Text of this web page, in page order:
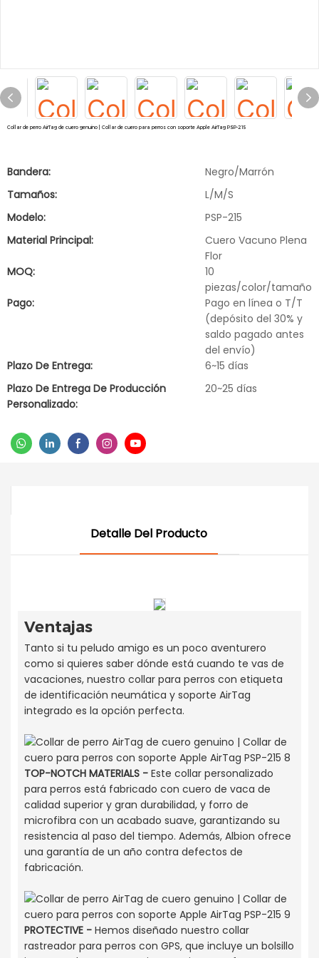
Collar de perro AirTag de cuero genuino | Collar de cuero para perros con soporte Apple AirTag PSP-215
Bandera:
Negro/Marrón
Tamaños:
L/M/S
Modelo:
PSP-215
Material Principal:
Cuero Vacuno Plena
Flor
MOQ:
10
piezas/color/tamaño
Pago:
Pago en línea o T/T
(depósito del 30% y
saldo pagado antes
del envío)
Plazo De Entrega:
6~15 días
Plazo De Entrega De Producción
Personalizado:
20~25 días
Detalle Del Producto
Ventajas
Tanto si tu peludo amigo es un poco aventurero
como si quieres saber dónde está cuando te vas de
vacaciones, nuestro collar para perros con etiqueta
de identificación neumática y soporte AirTag
integrado es la opción perfecta.
TOP-NOTCH MATERIALS -Este collar personalizado
para perros está fabricado con cuero de vaca de
calidad superior y gran durabilidad, y forro de
microfibra con un acabado suave, garantizando su
resistencia al paso del tiempo. Además, Albion ofrece
una garantía de un año contra defectos de
fabricación.
PROTECTIVE -Hemos diseñado nuestro collar
rastreador para perros con GPS, que incluye un bolsillo